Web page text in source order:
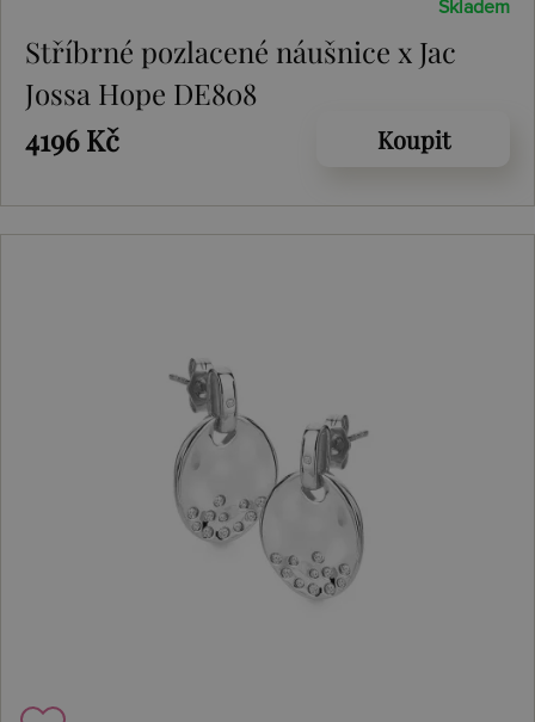
Skladem
Stříbrné pozlacené náušnice x Jac
Jossa Hope DE808
4196 Kč
Koupit